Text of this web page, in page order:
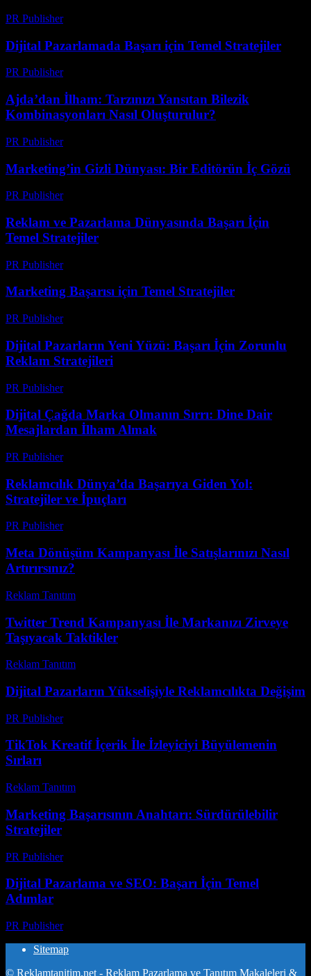
PR Publisher-
Dijital Pazarlamada Başarı için Temel Stratejiler
PR Publisher-
Ajda’dan İlham: Tarzınızı Yansıtan Bilezik
Kombinasyonları Nasıl Oluşturulur?
PR Publisher-
Marketing’in Gizli Dünyası: Bir Editörün İç Gözü
PR Publisher-
Reklam ve Pazarlama Dünyasında Başarı İçin
Temel Stratejiler
PR Publisher-
Marketing Başarısı için Temel Stratejiler
PR Publisher-
Dijital Pazarların Yeni Yüzü: Başarı İçin Zorunlu
Reklam Stratejileri
PR Publisher-
Dijital Çağda Marka Olmanın Sırrı: Dine Dair
Mesajlardan İlham Almak
PR Publisher-
Reklamcılık Dünya’da Başarıya Giden Yol:
Stratejiler ve İpuçları
PR Publisher-
Meta Dönüşüm Kampanyası İle Satışlarınızı Nasıl
Artırırsınız?
Reklam Tanıtım
Twitter Trend Kampanyası İle Markanızı Zirveye
Taşıyacak Taktikler
Reklam Tanıtım
Dijital Pazarların Yükselişiyle Reklamcılıkta Değişim
PR Publisher-
TikTok Kreatif İçerik İle İzleyiciyi Büyülemenin
Sırları
Reklam Tanıtım
Marketing Başarısının Anahtarı: Sürdürülebilir
Stratejiler
PR Publisher-
Dijital Pazarlama ve SEO: Başarı İçin Temel
Adımlar
PR Publisher-
Sitemap
© Reklamtanitim.net - Reklam Pazarlama ve Tanıtım Makaleleri &